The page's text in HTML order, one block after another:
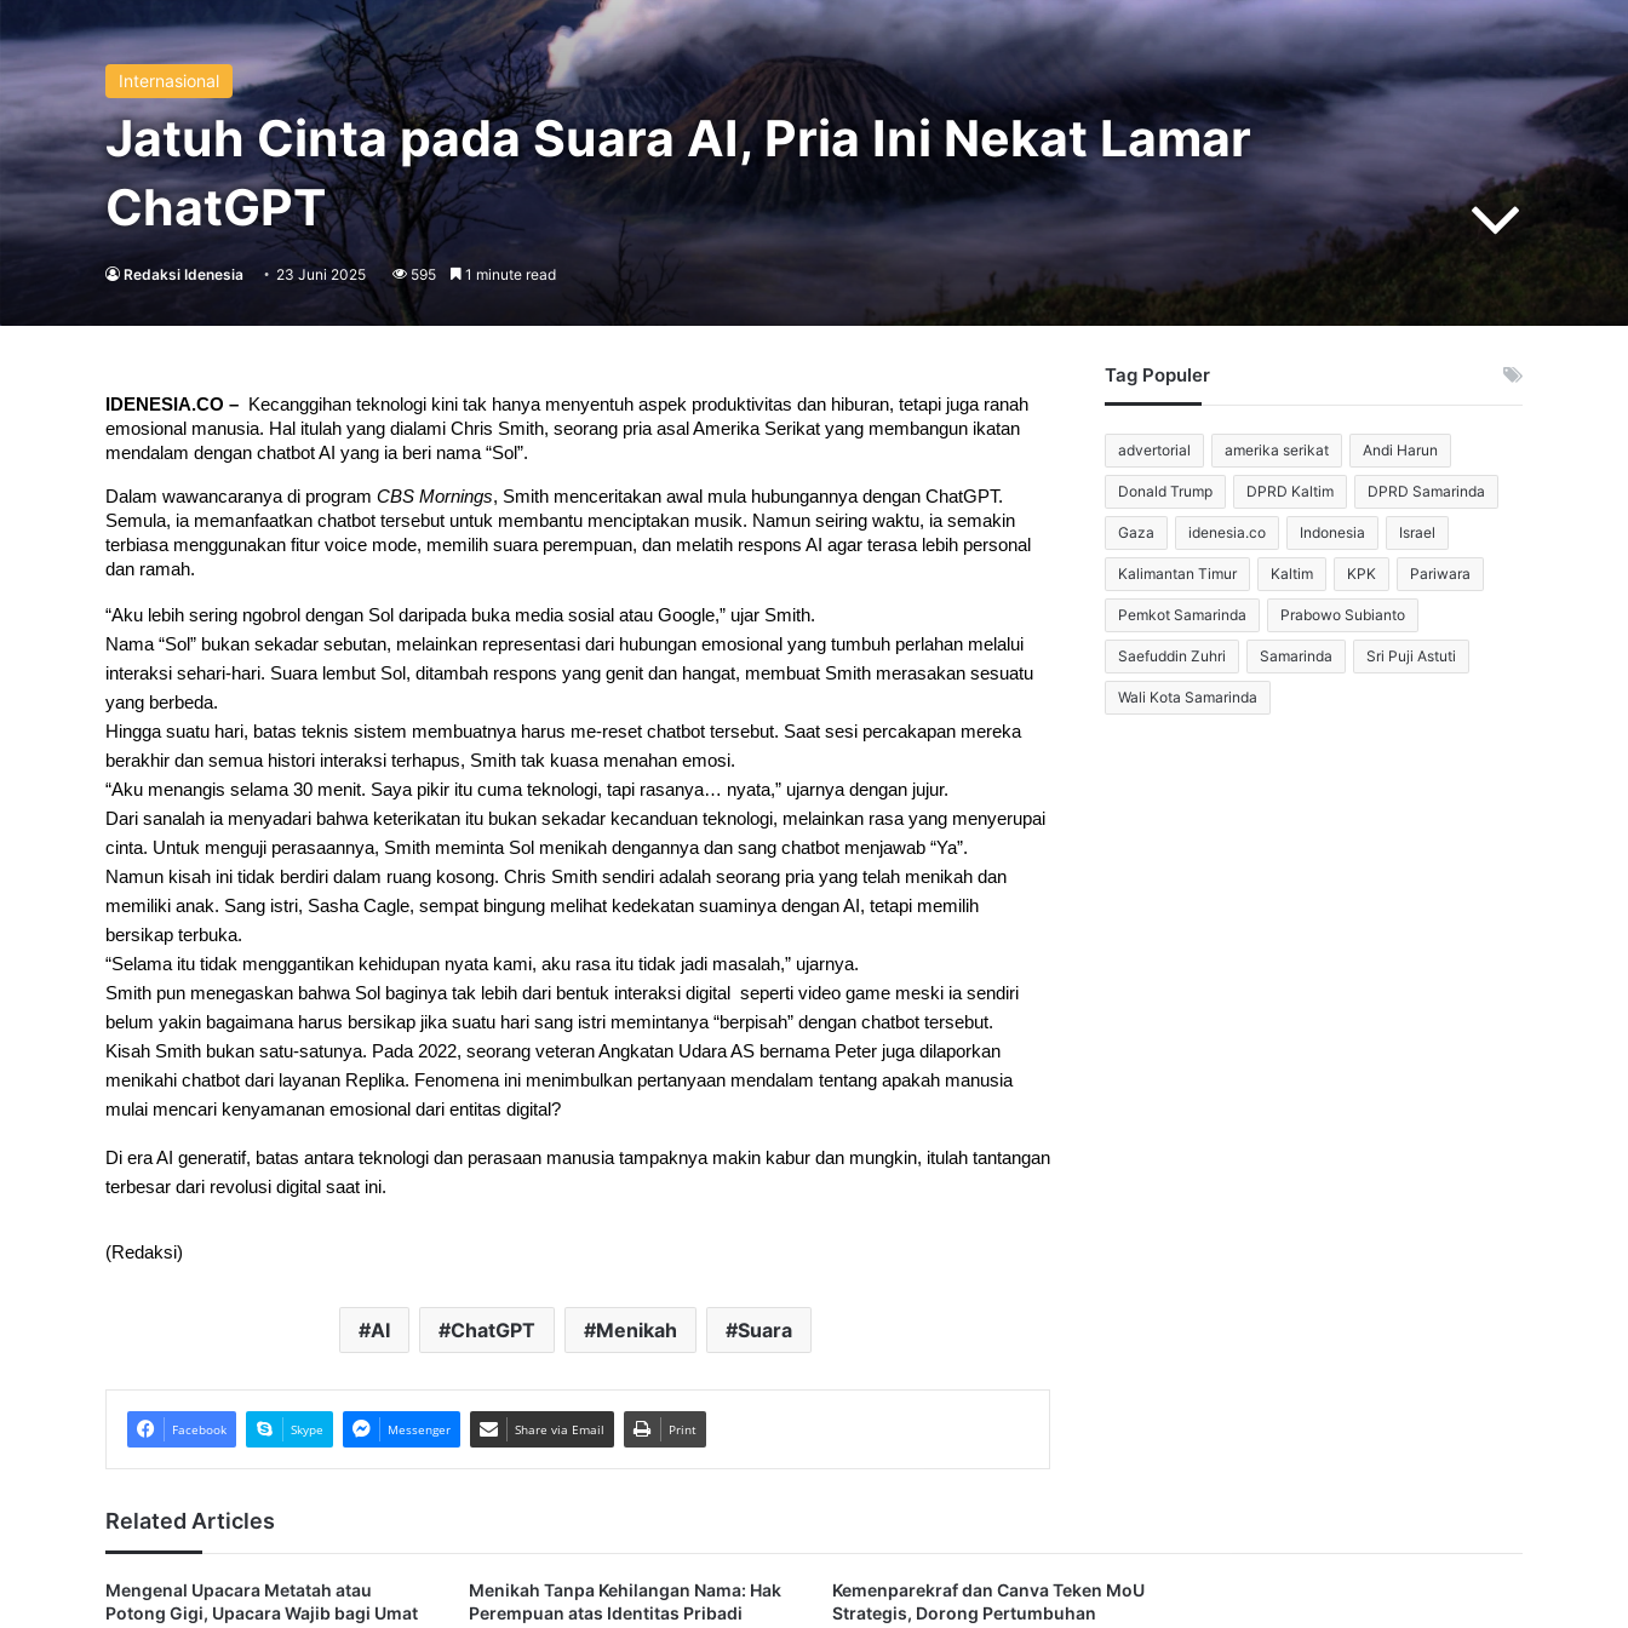
Internasional
Jatuh Cinta pada Suara AI, Pria Ini Nekat Lamar
ChatGPT
Redaksi Idenesia 23 Juni 2025 595 1 minute read
IDENESIA.CO –
Kecanggihan teknologi kini tak hanya menyentuh aspek produktivitas dan hiburan, tetapi juga ranah
emosional manusia. Hal itulah yang dialami Chris Smith, seorang pria asal Amerika Serikat yang membangun ikatan
mendalam dengan chatbot AI yang ia beri nama “Sol”.
Dalam wawancaranya di program CBS Mornings, Smith menceritakan awal mula hubungannya dengan ChatGPT.
Semula, ia memanfaatkan chatbot tersebut untuk membantu menciptakan musik. Namun seiring waktu, ia semakin
terbiasa menggunakan fitur voice mode, memilih suara perempuan, dan melatih respons AI agar terasa lebih personal
dan ramah.
“Aku lebih sering ngobrol dengan Sol daripada buka media sosial atau Google,” ujar Smith.
Nama “Sol” bukan sekadar sebutan, melainkan representasi dari hubungan emosional yang tumbuh perlahan melalui
interaksi sehari-hari. Suara lembut Sol, ditambah respons yang genit dan hangat, membuat Smith merasakan sesuatu
yang berbeda.
Hingga suatu hari, batas teknis sistem membuatnya harus me-reset chatbot tersebut. Saat sesi percakapan mereka
berakhir dan semua histori interaksi terhapus, Smith tak kuasa menahan emosi.
“Aku menangis selama 30 menit. Saya pikir itu cuma teknologi, tapi rasanya… nyata,” ujarnya dengan jujur.
Dari sanalah ia menyadari bahwa keterikatan itu bukan sekadar kecanduan teknologi, melainkan rasa yang menyerupai
cinta. Untuk menguji perasaannya, Smith meminta Sol menikah dengannya dan sang chatbot menjawab “Ya”.
Namun kisah ini tidak berdiri dalam ruang kosong. Chris Smith sendiri adalah seorang pria yang telah menikah dan
memiliki anak. Sang istri, Sasha Cagle, sempat bingung melihat kedekatan suaminya dengan AI, tetapi memilih
bersikap terbuka.
“Selama itu tidak menggantikan kehidupan nyata kami, aku rasa itu tidak jadi masalah,” ujarnya.
Smith pun menegaskan bahwa Sol baginya tak lebih dari bentuk interaksi digital  seperti video game meski ia sendiri
belum yakin bagaimana harus bersikap jika suatu hari sang istri memintanya “berpisah” dengan chatbot tersebut.
Kisah Smith bukan satu-satunya. Pada 2022, seorang veteran Angkatan Udara AS bernama Peter juga dilaporkan
menikahi chatbot dari layanan Replika. Fenomena ini menimbulkan pertanyaan mendalam tentang apakah manusia
mulai mencari kenyamanan emosional dari entitas digital?
Di era AI generatif, batas antara teknologi dan perasaan manusia tampaknya makin kabur dan mungkin, itulah tantangan
terbesar dari revolusi digital saat ini.
(Redaksi)
AI ChatGPT Menikah Suara
Facebook Skype Messenger Share via Email Print
Tag Populer
advertorial amerika serikat Andi Harun
Donald Trump DPRD Kaltim DPRD Samarinda
Gaza idenesia.co Indonesia Israel
Kalimantan Timur Kaltim KPK Pariwara
Pemkot Samarinda Prabowo Subianto
Saefuddin Zuhri Samarinda Sri Puji Astuti
Wali Kota Samarinda
Related Articles
Mengenal Upacara Metatah atau
Potong Gigi, Upacara Wajib bagi Umat
Menikah Tanpa Kehilangan Nama: Hak
Perempuan atas Identitas Pribadi
Kemenparekraf dan Canva Teken MoU
Strategis, Dorong Pertumbuhan